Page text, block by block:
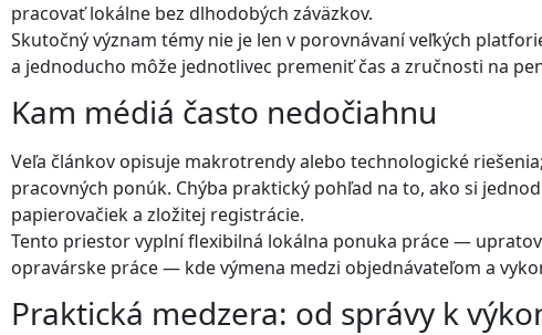
pracovať lokálne bez dlhodobých záväzkov.
Skutočný význam témy nie je len v porovnávaní veľkých
a jednoducho môže jednotlivec premeniť čas a zručnosti na
Kam médiá často nedočiahnu
Veľa článkov opisuje makrotrendy alebo technologické
pracovných ponúk. Chýba praktický pohľad na to, ako si
papierovačiek a zložitej registrácie.
Tento priestor vyplní flexibilná lokálna ponuka práce —
opravárske práce — kde výmena medzi objednávateľom a
Praktická medzera: od správy k